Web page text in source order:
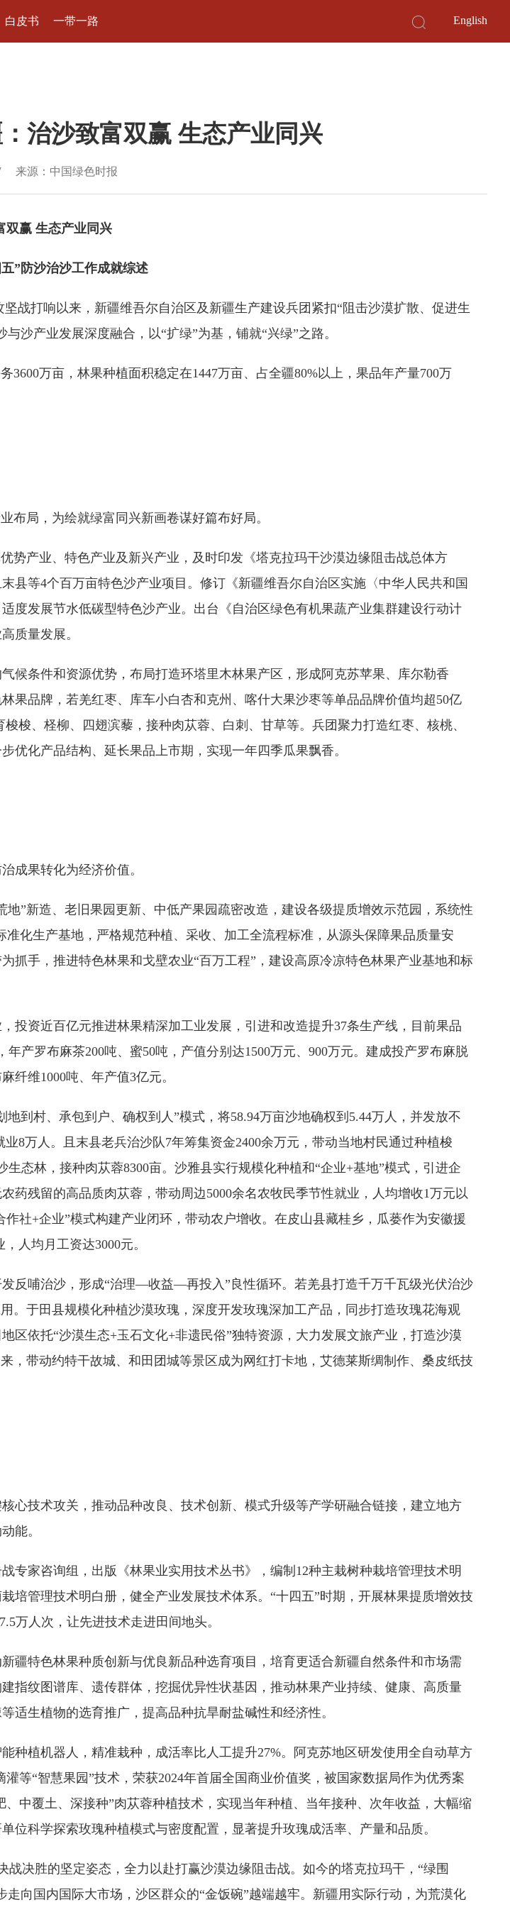
白皮书 一带一路 English
治沙致富双赢 生态产业同兴
来源：中国绿色时报
双赢 生态产业同兴
”防沙治沙工作成就综述
战打响以来，新疆维吾尔自治区及新疆生产建设兵团紧扣“阻击沙漠扩散、促进生
沙产业发展深度融合，以“扩绿”为基，铺就“兴绿”之路。
万亩，林果种植面积稳定在1447万亩、占全疆80%以上，果品年产量700万
布局，为绘就绿富同兴新画卷谋好篇布好局。
势产业、特色产业及新兴产业，及时印发《塔克拉玛干沙漠边缘阻击战总体方
县等4个百万亩特色沙产业项目。修订《新疆维吾尔自治区实施〈中华人民共和国
度发展节水低碳型特色沙产业。出台《自治区绿色有机果蔬产业集群建设行动计
质量发展。
候条件和资源优势，布局打造环塔里木林果产区，形成阿克苏苹果、库尔勒香
果品牌，若羌红枣、库车小白杏和克州、喀什大果沙枣等单品品牌价值均超50亿
梭、柽柳、四翅滨藜，接种肉苁蓉、白刺、甘草等。兵团聚力打造红枣、核桃、
优化产品结构、延长果品上市期，实现一年四季瓜果飘香。
成果转化为经济价值。
”新造、老旧果园更新、中低产果园疏密改造，建设各级提质增效示范园，系统性
化生产基地，严格规范种植、采收、加工全流程标准，从源头保障果品质量安
抓手，推进特色林果和戈壁农业“百万工程”，建设高原冷凉特色林果产业基地和标
投资近百亿元推进林果精深加工业发展，引进和改造提升37条生产线，目前果品
产罗布麻茶200吨、蜜50吨，产值分别达1500万元、900万元。建成投产罗布麻脱
纤维1000吨、年产值3亿元。
到村、承包到户、确权到人”模式，将58.94万亩沙地确权到5.44万人，并发放不
8万人。且末县老兵治沙队7年筹集资金2400余万元，带动当地村民通过种植梭
态林，接种肉苁蓉8300亩。‌沙雅县实行规模化种植和“企业+基地”模式，引进企
药残留的高品质肉苁蓉‌，带动周边‌5000余名‌农牧民季节性就业，人均增收‌1万元以
社+企业”模式构建产业闭环，带动农户增收。在皮山县藏桂乡，瓜蒌作为安徽援
人均月工资达3000元。
反哺治沙，形成“治理—收益—再投入”良性循环。若羌县打造千万千瓦级光伏治沙
。于田县规模化种植沙漠玫瑰，深度开发玫瑰深加工产品，同步打造玫瑰花海观
区依托“沙漠生态+玉石文化+非遗民俗”独特资源，大力发展文旅产业，打造沙漠
，带动约特干故城、和田团城等景区成为网红打卡地，艾德莱斯绸制作、桑皮纸技
心技术攻关，推动品种改良、技术创新、模式升级等产学研融合链接，建立地方
能。
专家咨询组，出版《林果业实用技术丛书》，编制12种主栽树种栽培管理技术明
培管理技术明白册，健全产业发展技术体系。“十四五”时期，开展林果提质增效技
万人次，让先进技术走进田间地头。
疆特色林果种质创新与优良新品种选育项目，培育更适合新疆自然条件和市场需
指纹图谱库、遗传群体，挖掘优异性状基因，推动林果产业持续、健康、高质量
适生植物的选育推广，提高品种抗旱耐盐碱性和经济性。
种植机器人，精准栽种，成活率比人工提升27%。阿克苏地区研发使用全自动草方
等“智慧果园”技术，荣获2024年首届全国商业价值奖，被国家数据局作为优秀案
中覆土、深接种”肉苁蓉种植技术，实现当年种植、当年接种、次年收益，大幅缩
科学探索玫瑰种植模式与密度配置，显著提升玫瑰成活率、产量和品质。
战决胜的坚定姿态，全力以赴打赢沙漠边缘阻击战。如今的塔克拉玛干，“绿围
向国内国际大市场，沙区群众的“金饭碗”越端越牢。新疆用实际行动，为荒漠化